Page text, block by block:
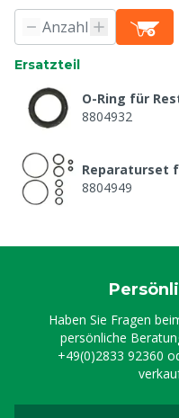
Ersatzteil
O-Ring für
8804932
Reparaturset
8804949
0807181
Haben Sie Fragen
persönliche
+49(0)2833 92360